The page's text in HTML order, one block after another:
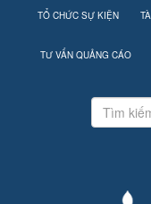
TỔ CHỨC SỰ KIỆN
TƯ VẤN QUẢNG CÁO